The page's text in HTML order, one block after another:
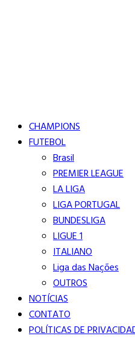
CHAMPIONS
FUTEBOL
Brasil
PREMIER LEAGUE
LA LIGA
LIGA PORTUGAL
BUNDESLIGA
LIGUE 1
ITALIANO
Liga das Nações
OUTROS
NOTÍCIAS
CONTATO
POLÍTICAS DE